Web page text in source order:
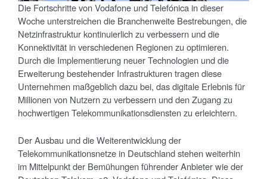
Die Fortschritte von Vodafone und Telefónica in dieser
Woche unterstreichen die Branchenweite Bestrebungen, die
Netzinfrastruktur kontinuierlich zu verbessern und die
Konnektivität in verschiedenen Regionen zu optimieren.
Durch die Implementierung neuer Technologien und die
Erweiterung bestehender Infrastrukturen tragen diese
Unternehmen maßgeblich dazu bei, das digitale Erlebnis für
Millionen von Nutzern zu verbessern und den Zugang zu
hochwertigen Telekommunikationsdiensten zu erleichtern.
Der Ausbau und die Weiterentwicklung der
Telekommunikationsnetze in Deutschland stehen weiterhin
im Mittelpunkt der Bemühungen führender Anbieter wie der